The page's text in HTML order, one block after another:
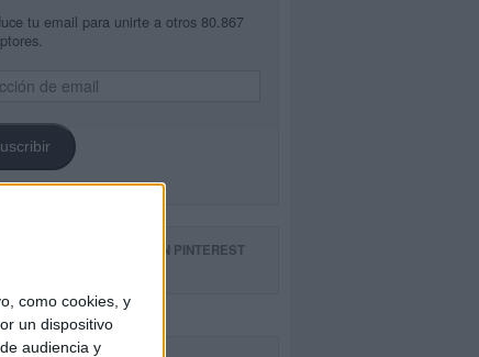
como cookies, y
un dispositivo
audiencia y
tu email para unirte a otros 80.867
NUESTROS TABLEROS EN PINTEREST